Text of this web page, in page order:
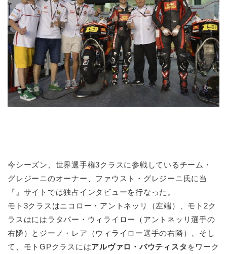
今シーズン、世界選手権3クラスに参戦しているチーム・
グレジーニのオーナー、ファウスト・グレジーニ氏に当
『』サイトでは独占インタビューを行なった。
モト3クラスはニコロー・アントネッリ（左端）、モト2ク
ラスはにはラタパー・ウィライロー（アントネッリ選手の
右隣）とジーノ・レア（ウィライロー選手の右隣）、そし
て、モトGPクラスにはアルヴァロ・バウティスタ をワーク